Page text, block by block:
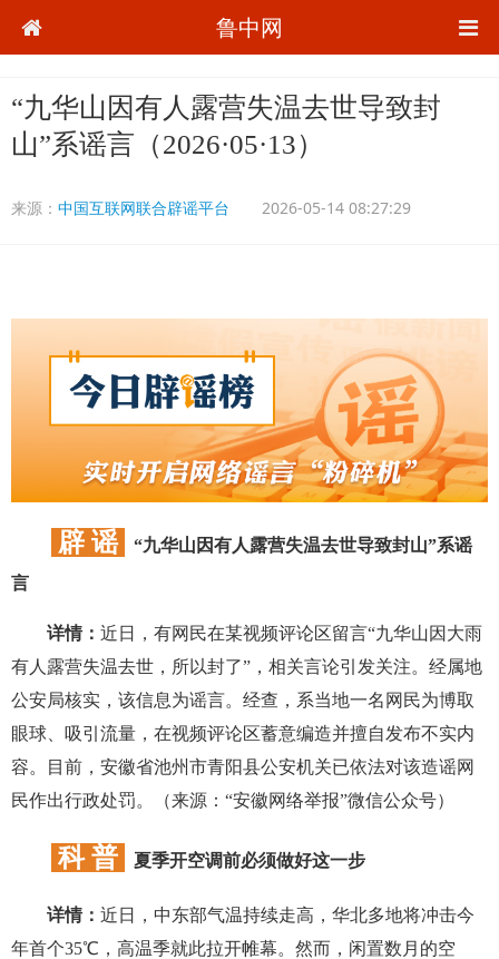
鲁中网
“九华山因有人露营失温去世导致封
山”系谣言（2026·05·13）
来源： 中国互联网联合辟谣平台 2026-05-14 08:27:29
辟 谣
“九华山因有人露营失温去世导致封山”系谣
言
详情： 近日，有网民在某视频评论区留言“九华山因大雨
有人露营失温去世，所以封了”，相关言论引发关注。经属地
公安局核实，该信息为谣言。经查，系当地一名网民为博取
眼球、吸引流量，在视频评论区蓄意编造并擅自发布不实内
容。目前，安徽省池州市青阳县公安机关已依法对该造谣网
民作出行政处罚。（来源：“安徽网络举报”微信公众号）
科 普 夏季开空调前必须做好这一步
详情： 近日，中东部气温持续走高，华北多地将冲击今
年首个35℃，高温季就此拉开帷幕。然而，闲置数月的空